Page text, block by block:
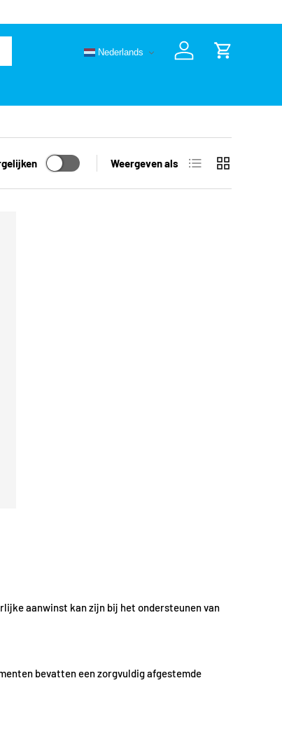
Inloggen
Nederlands
Weergeven als Lijst Raster
aanwinst kan zijn bij het ondersteunen van
bevatten een zorgvuldig afgestemde